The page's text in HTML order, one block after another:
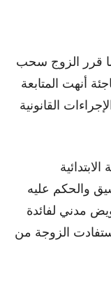
قرر الزوج سحب
أنهت المتابعة
القانونية
والحكم عليه
مدني لفائدة
حين استفادت الزوجة من